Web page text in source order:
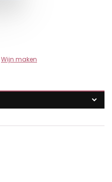
Wijn maken